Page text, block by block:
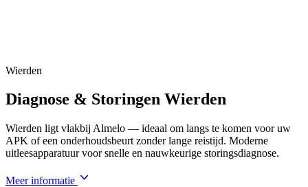
Wierden
Diagnose & Storingen Wierden
Wierden ligt vlakbij Almelo — ideaal om langs te komen voor uw
APK of een onderhoudsbeurt zonder lange reistijd. Moderne
uitleesapparatuur voor snelle en nauwkeurige storingsdiagnose.
Meer informatie